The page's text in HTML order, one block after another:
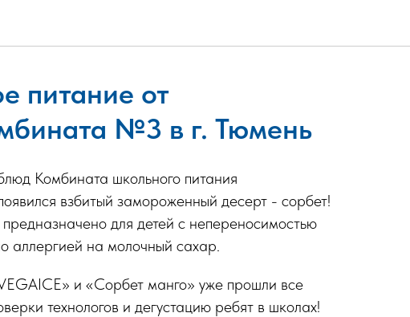
питание от
№3 в г. Тюмень
Комбината школьного питания
взбитый замороженный десерт - сорбет!
для детей с непереносимостью
аллергией на молочный сахар.
и «Сорбет манго» уже прошли все
технологов и дегустацию ребят в школах!